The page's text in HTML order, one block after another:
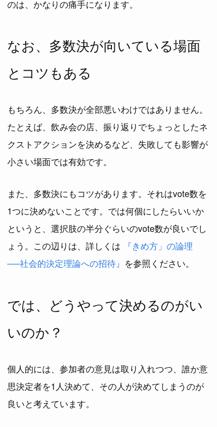
のは、かなりの痛手になります。
なお、多数決が向いている場面
とコツもある
もちろん、多数決が全部悪いわけではありません。
たとえば、飲み会の店、振り返りでちょっとしたネ
クストアクションを決めるなど、失敗しても影響が
小さい場面では有効です。
また、多数決にもコツがあります。それはvote数を
1つに決めないことです。では何個にしたらいいか
というと、選択肢の半分ぐらいのvote数が良いでし
ょう。この辺りは、詳しくは
『きめ方」の論理
──社会的決定理論への招待』 を参照ください。
では、どうやって決めるのがい
いのか？
個人的には、参加者の意見は取り入れつつ、誰か意
思決定者を1人決めて、その人が決めてしまうのが
良いと考えています。